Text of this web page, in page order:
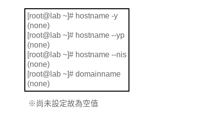
[root@lab ~]# hostname -y
(none)
[root@lab ~]# hostname --yp
(none)
[root@lab ~]# hostname --nis
(none)
[root@lab ~]# domainname
(none)
※ 尚未設定故為空值